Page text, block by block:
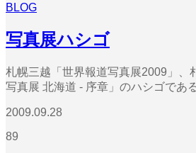
BLOG
写真展ハシゴ
札幌三越「世界報道写真展2009」、
写真展 北海道 - 序章」のハシゴである
2009.09.28
89